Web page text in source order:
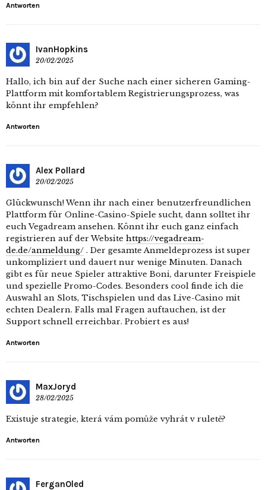
Antworten
IvanHopkins
20/02/2025
Hallo, ich bin auf der Suche nach einer sicheren Gaming-
Plattform mit komfortablem Registrierungsprozess, was
könnt ihr empfehlen?
Antworten
Alex Pollard
20/02/2025
Glückwunsch! Wenn ihr nach einer benutzerfreundlichen
Plattform für Online-Casino-Spiele sucht, dann solltet ihr
euch Vegadream ansehen. Könnt ihr euch ganz einfach
registrieren auf der Website https://vegadream-
de.de/anmeldung/ . Der gesamte Anmeldeprozess ist super
unkompliziert und dauert nur wenige Minuten. Danach
gibt es für neue Spieler attraktive Boni, darunter Freispiele
und spezielle Promo-Codes. Besonders cool finde ich die
Auswahl an Slots, Tischspielen und das Live-Casino mit
echten Dealern. Falls mal Fragen auftauchen, ist der
Support schnell erreichbar. Probiert es aus!
Antworten
MaxJoryd
28/02/2025
Existuje strategie, která vám pomůže vyhrát v ruletě?
Antworten
FerganOled